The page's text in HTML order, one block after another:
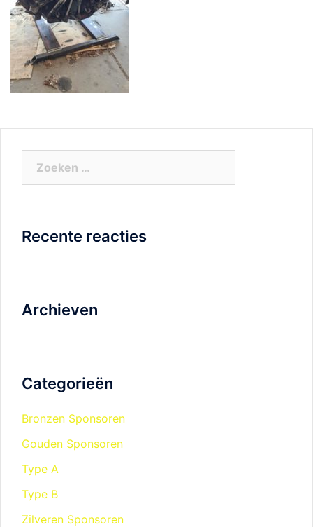
Recente reacties
Archieven
Categorieën
Bronzen Sponsoren
Gouden Sponsoren
Type A
Type B
Zilveren Sponsoren